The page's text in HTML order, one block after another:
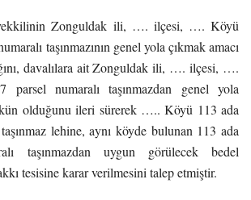
Zonguldak ili, …. ilçesi, …. Köyü
taşınmazının genel yola çıkmak amacı
davalılara ait Zonguldak ili, …. ilçesi, ….
numaralı taşınmazdan genel yola
olduğunu ileri sürerek ….. Köyü 113 ada
lehine, aynı köyde bulunan 113 ada
taşınmazdan uygun görülecek bedel
tesisine karar verilmesini talep etmiştir.